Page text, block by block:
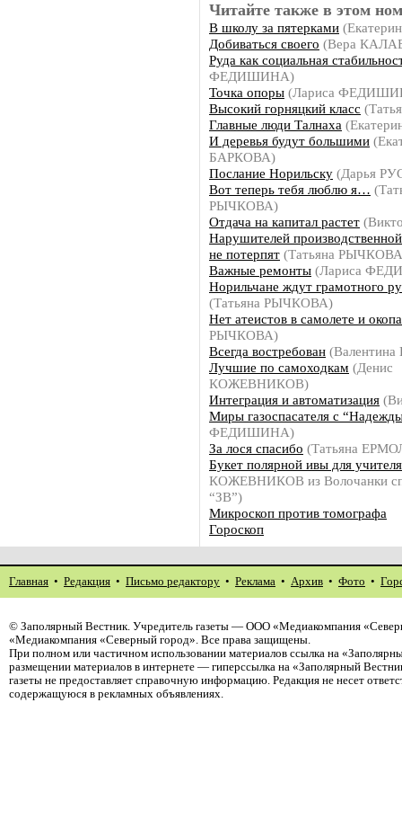
Читайте также в этом
В школу за пятерками
Добиваться своего (Вера
Руда как социальная
ФЕДИШИНА)
Точка опоры (Лариса
Высокий горняцкий класс
Главные люди Талнаха
И деревья будут большими
БАРКОВА)
Послание Норильску (Дарья
Вот теперь тебя люблю я…
РЫЧКОВА)
Отдача на капитал растет
Нарушителей
не потерпят (Татьяна
Важные ремонты (Лариса
Норильчане ждут грамотного
(Татьяна РЫЧКОВА)
Нет атеистов в самолете и
РЫЧКОВА)
Всегда востребован
Лучшие по самоходкам (Денис
КОЖЕВНИКОВ)
Интеграция и автоматизация
Миры газоспасателя с
ФЕДИШИНА)
За лося спасибо (Татьяна
Букет полярной ивы для учителя
КОЖЕВНИКОВ из Волочанки
“ЗВ”)
Микроскоп против томографа
Гороскоп
Главная • Редакция • Письмо редактору • Реклама • Архив • Фото •
© Заполярный Вестник. Учредитель газеты — ООО «Медиакомпания
«Медиакомпания «Северный город». Все права защищены.
При полном или частичном использовании материалов ссылка на
размещении материалов в интернете — гиперссылка на «Заполярный
газеты не предоставляет справочную информацию. Редакция не несет
содержащуюся в рекламных объявлениях.